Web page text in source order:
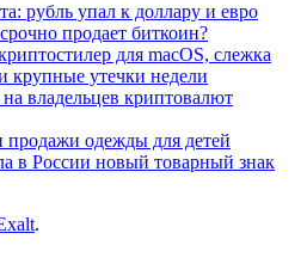
рубль упал к доллару и евро
продает биткоин?
для macOS, слежка
крупные утечки недели
владельцев криптовалют
одежды для детей
в России новый товарный знак
.